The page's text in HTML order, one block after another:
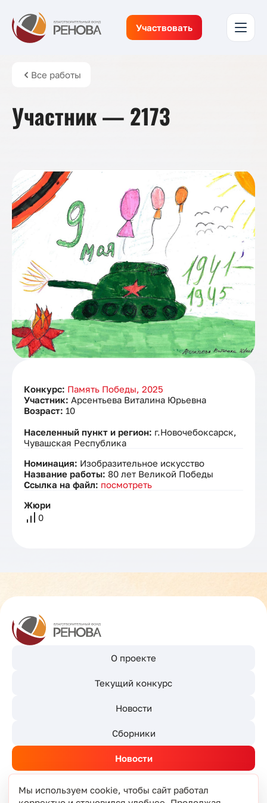
Участвовать
Все работы
Участник — 2173
Конкурс: Память Победы, 2025
Участник: Арсентьева Виталина Юрьевна
Возраст: 10
Населенный пункт и регион: г.Новочебоксарск,
Чувашская Республика
Номинация: Изобразительное искусство
Название работы: 80 лет Великой Победы
Ссылка на файл: посмотреть
Жюри
0
О проекте
Текущий конкурс
Новости
Сборники
Новости
Мы используем cookie, чтобы сайт работал